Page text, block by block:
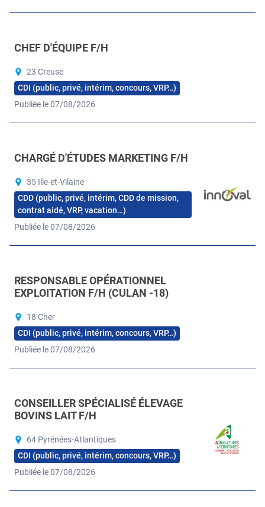
CHEF D'ÉQUIPE F/H
23 Creuse
CDI (public, privé, intérim, concours, VRP…)
Publiée le 07/08/2026
CHARGÉ D'ÉTUDES MARKETING F/H
35 Ille-et-Vilaine
CDD (public, privé, intérim, CDD de mission,
contrat aidé, VRP, vacation…)
Publiée le 07/08/2026
RESPONSABLE OPÉRATIONNEL
EXPLOITATION F/H (CULAN -18)
18 Cher
CDI (public, privé, intérim, concours, VRP…)
Publiée le 07/08/2026
CONSEILLER SPÉCIALISÉ ÉLEVAGE
BOVINS LAIT F/H
64 Pyrénées-Atlantiques
CDI (public, privé, intérim, concours, VRP…)
Publiée le 07/08/2026